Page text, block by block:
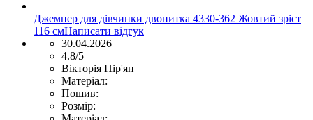
Джемпер для дівчинки двонитка 4330-362 Жовтий зріст
116 смНаписати відгук
30.04.2026
4.8/5
Вікторія Пір'ян
Матеріал:
Пошив:
Розмір: